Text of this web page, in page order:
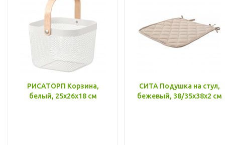
РИСАТОРП Корзина,
белый, 25x26x18 см
СИТА Подушка на стул,
бежевый, 38/35x38x2 см